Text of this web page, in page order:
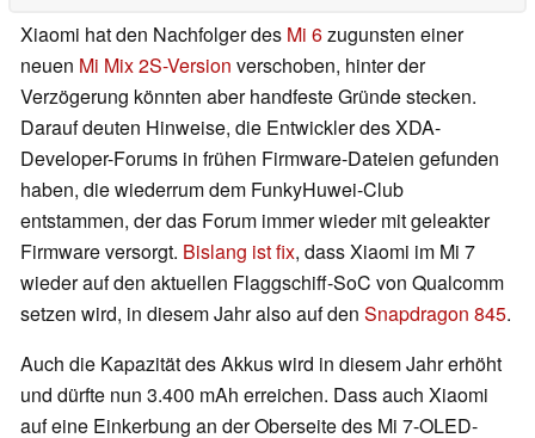
Xiaomi hat den Nachfolger des Mi 6zugunsten einer
neuen Mi Mix 2S-Version verschoben, hinter der
Verzögerung könnten aber handfeste Gründe stecken.
Darauf deuten Hinweise, die Entwickler des XDA-
Developer-Forums in frühen Firmware-Dateien gefunden
haben, die wiederrum dem FunkyHuwei-Club
entstammen, der das Forum immer wieder mit geleakter
Firmware versorgt. Bislang ist fix, dass Xiaomi im Mi 7
wieder auf den aktuellen Flaggschiff-SoC von Qualcomm
setzen wird, in diesem Jahr also auf den Snapdragon 845.
Auch die Kapazität des Akkus wird in diesem Jahr erhöht
und dürfte nun 3.400 mAh erreichen. Dass auch Xiaomi
auf eine Einkerbung an der Oberseite des Mi 7-OLED-